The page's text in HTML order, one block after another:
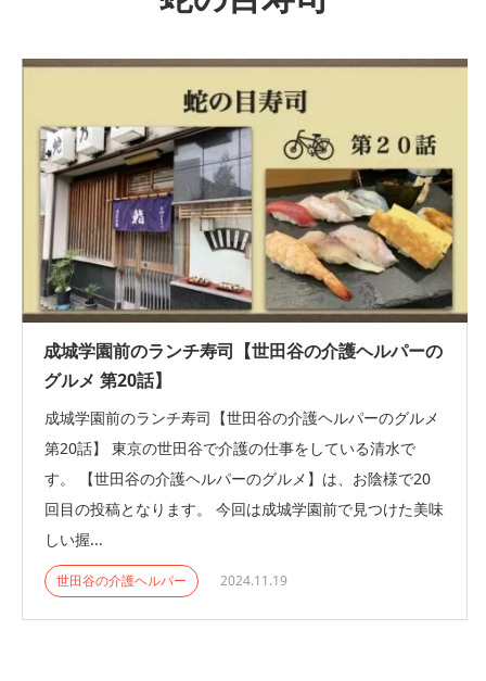
成城学園前のランチ寿司【世田谷の介護ヘルパーの
グルメ 第20話】
成城学園前のランチ寿司【世田谷の介護ヘルパーのグルメ
第20話】 東京の世田谷で介護の仕事をしている清水で
す。 【世田谷の介護ヘルパーのグルメ】は、お陰様で20
回目の投稿となります。 今回は成城学園前で見つけた美味
しい握...
世田谷の介護ヘルパー 2024.11.19